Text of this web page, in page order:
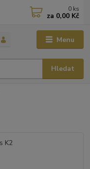
Menu
Hledat
0 ks
za 0,00 Kč